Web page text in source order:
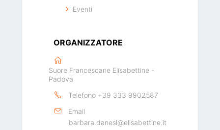
Eventi
ORGANIZZATORE
Suore Francescane Elisabettine -
Padova
Telefono +39 333 9902587
Email
barbara.danesi@elisabettine.it